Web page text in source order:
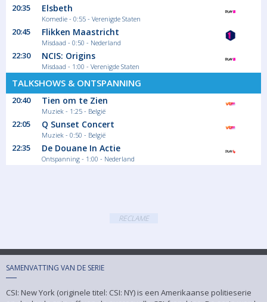
20:35 Elsbeth
Komedie - 0:55 - Verenigde Staten
20:45 Flikken Maastricht
Misdaad - 0:50 - Nederland
22:30 NCIS: Origins
Misdaad - 1:00 - Verenigde Staten
TALKSHOWS & ONTSPANNING
20:40 Tien om te Zien
Muziek - 1:25 - België
22:05 Q Sunset Concert
Muziek - 0:50 - België
22:35 De Douane In Actie
Ontspanning - 1:00 - Nederland
RECLAME
SAMENVATTING VAN DE SERIE
CSI: New York (originele titel: CSI: NY) is een Amerikaanse politieserie